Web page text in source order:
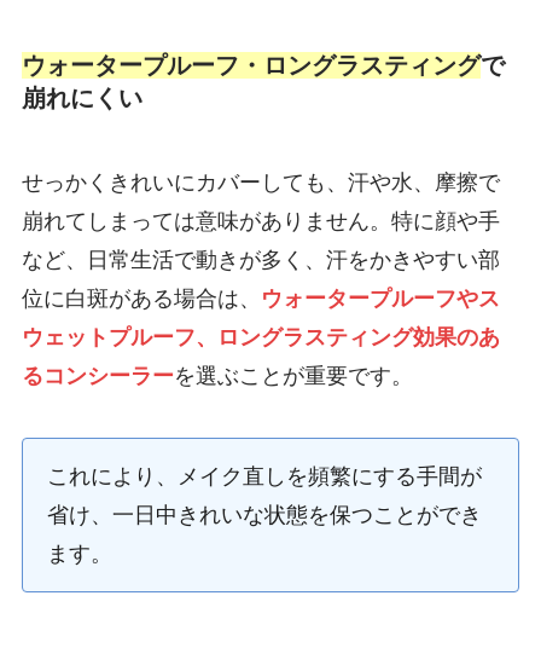
ウォータープルーフ・ロングラスティングで
崩れにくい
せっかくきれいにカバーしても、汗や水、摩擦で
崩れてしまっては意味がありません。特に顔や手
など、日常生活で動きが多く、汗をかきやすい部
位に白斑がある場合は、
ウォータープルーフやス
ウェットプルーフ、ロングラスティング効果のあ
るコンシーラーを選ぶことが重要です。
これにより、メイク直しを頻繁にする手間が
省け、一日中きれいな状態を保つことができ
ます。